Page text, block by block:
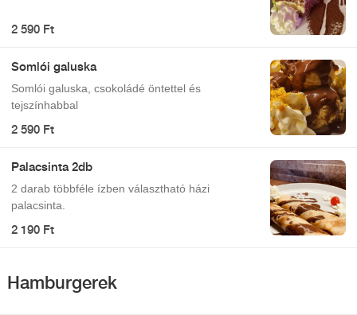
2 590 Ft
Somlói galuska
Somlói galuska, csokoládé öntettel és
tejszínhabbal
2 590 Ft
Palacsinta 2db
2 darab többféle ízben választható házi
palacsinta.
2 190 Ft
Hamburgerek